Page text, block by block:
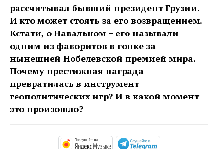
рассчитывал бывший президент Грузии.
И кто может стоять за его возвращением.
Кстати, о Навальном – его называли
одним из фаворитов в гонке за
нынешней Нобелевской премией мира.
Почему престижная награда
превратилась в инструмент
геополитических игр? И в какой момент
это произошло?
https://music.yandex.ru/